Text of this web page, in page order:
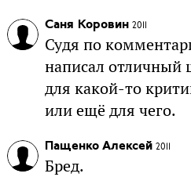
Саня Коровин 2011
Судя по
написал отличный
для какой-то
или ещё для чего.
Пащенко Алексей 2011
Бред.